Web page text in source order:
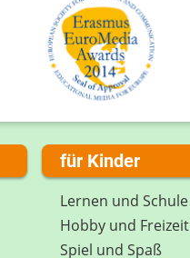
für Kinder
Lernen und Schule
Hobby und Freizeit
Spiel und Spaß